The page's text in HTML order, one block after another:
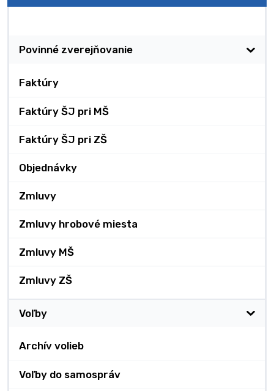
Povinné zverejňovanie
Faktúry
Faktúry ŠJ pri MŠ
Faktúry ŠJ pri ZŠ
Objednávky
Zmluvy
Zmluvy hrobové miesta
Zmluvy MŠ
Zmluvy ZŠ
Voľby
Archív volieb
Voľby do samospráv